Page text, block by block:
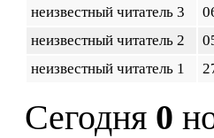
неизвестный читатель 3
неизвестный читатель 2
неизвестный читатель 1
Сегодня 0